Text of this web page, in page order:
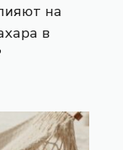
на
в